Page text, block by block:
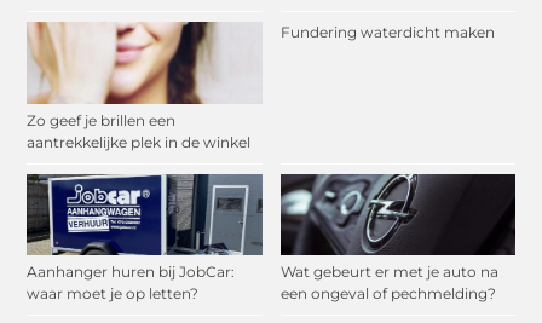
Zo geef je brillen een
aantrekkelijke plek in de winkel
Fundering waterdicht maken
Aanhanger huren bij JobCar:
waar moet je op letten?
Wat gebeurt er met je auto na
een ongeval of pechmelding?